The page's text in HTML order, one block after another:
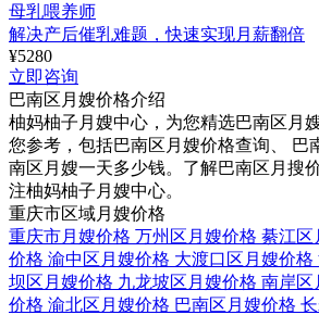
母乳喂养师
解决产后催乳难题，快速实现月薪翻倍
¥5280
立即咨询
巴南区月嫂价格介绍
柚妈柚子月嫂中心，为您精选巴南区月
您参考，包括巴南区月嫂价格查询、 巴
南区月嫂一天多少钱。了解巴南区月搜
注柚妈柚子月嫂中心。
重庆市区域月嫂价格
重庆市月嫂价格 万州区月嫂价格 綦江区
价格 渝中区月嫂价格 大渡口区月嫂价格
坝区月嫂价格 九龙坡区月嫂价格 南岸区
价格 渝北区月嫂价格 巴南区月嫂价格